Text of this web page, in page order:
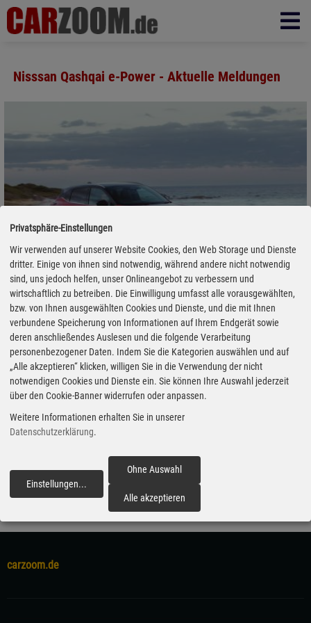
Nisssan Qashqai e-Power - Aktuelle Meldungen
Nissan Qashqai e-Power umrundet Tasmanien ohne Tankstopp
01.06.2026 - Ein Nissan Qashqai 1,5 l e‑Power hat mit einer
einzigen Tankfüllung Tasmanien umrundet. Das bis zu 151 kW (205
PS) starke Elektroauto mit Range Extender kam bei der über 1300
Kilometer langen Fahrt auf einen Durchschnittsverbrauch von 4,5
carzoom.de
Privatsphäre-Einstellungen
Wir verwenden auf unserer Website Cookies, den Web Storage und Dienste
dritter. Einige von ihnen sind notwendig, während andere nicht notwendig
sind, uns jedoch helfen, unser Onlineangebot zu verbessern und
wirtschaftlich zu betreiben. Die Einwilligung umfasst alle vorausgewählten,
bzw. von Ihnen ausgewählten Cookies und Dienste, und die mit Ihnen
verbundene Speicherung von Informationen auf Ihrem Endgerät sowie
deren anschließendes Auslesen und die folgende Verarbeitung
personenbezogener Daten. Indem Sie die Kategorien auswählen und auf
„Alle akzeptieren“ klicken, willigen Sie in die Verwendung der nicht
notwendigen Cookies und Dienste ein. Sie können Ihre Auswahl jederzeit
über den Cookie-Banner widerrufen oder anpassen.
Weitere Informationen erhalten Sie in unserer
Datenschutzerklärung.
Einstellungen...
Ohne Auswahl
Alle akzeptieren